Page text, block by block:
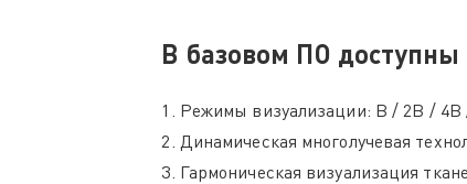
В базовом ПО
1. Режимы визуализации: B / 2B /
2. Динамическая многолучевая
3. Гармоническая визуализация